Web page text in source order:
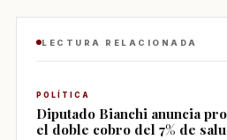
LECTURA RELACIONADA
POLÍTICA
Diputado Bianchi anuncia
el doble cobro del 7% de